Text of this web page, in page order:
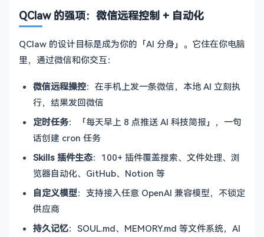
QClaw 的强项：微信远程控制 + 自动化
QClaw 的设计目标是成为你的「AI 分身」。它住在你电脑
里，通过微信和你交互：
微信远程操控：在手机上发一条微信，本地 AI 立刻执
行，结果发回微信
定时任务：「每天早上 8 点推送 AI 科技简报」，一句
话创建 cron 任务
Skills 插件生态：100+ 插件覆盖搜索、文件处理、浏
览器自动化、GitHub、Notion 等
自定义模型：支持接入任意 OpenAI 兼容模型，不锁定
供应商
持久记忆：SOUL.md、MEMORY.md 等文件系统，AI